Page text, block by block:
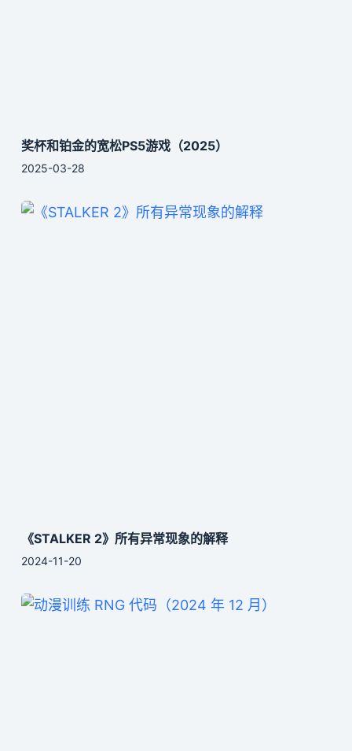
奖杯和铂金的宽松PS5游戏（2025）
2025-03-28
《STALKER 2》所有异常现象的解释
2024-11-20